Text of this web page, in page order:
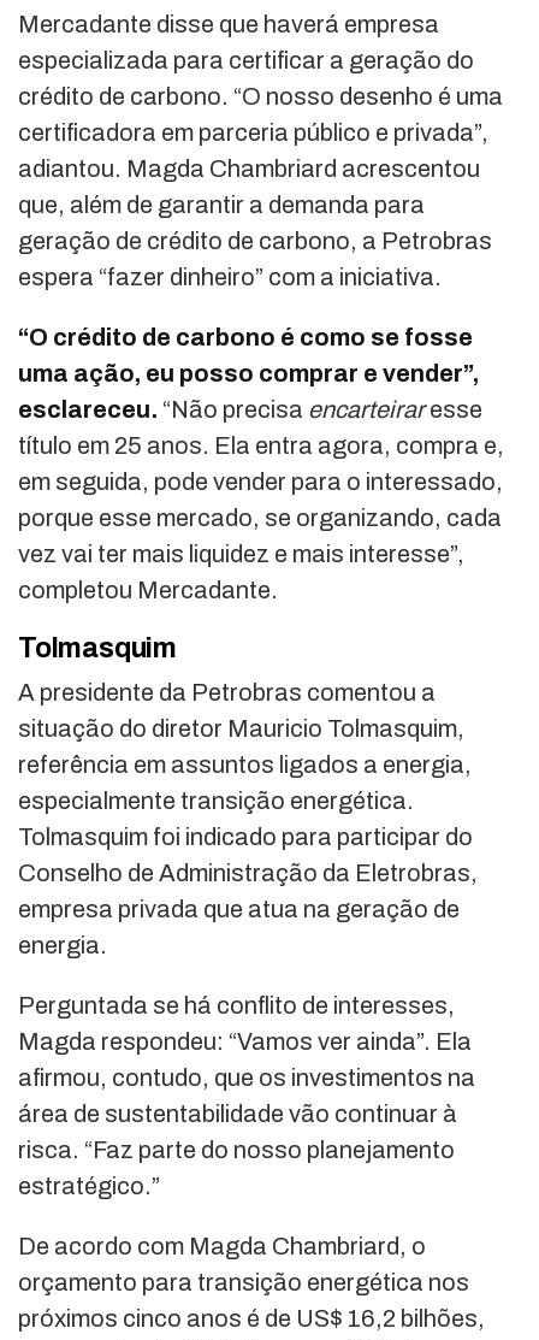
Mercadante disse que haverá empresa
especializada para certificar a geração do
crédito de carbono. “O nosso desenho é uma
certificadora em parceria público e privada”,
adiantou. Magda Chambriard acrescentou
que, além de garantir a demanda para
geração de crédito de carbono, a Petrobras
espera “fazer dinheiro” com a iniciativa.
“O crédito de carbono é como se fosse
uma ação, eu posso comprar e vender”,
esclareceu. “Não precisa encarteiraresse
título em 25 anos. Ela entra agora, compra e,
em seguida, pode vender para o interessado,
porque esse mercado, se organizando, cada
vez vai ter mais liquidez e mais interesse”,
completou Mercadante.
Tolmasquim
A presidente da Petrobras comentou a
situação do diretor Mauricio Tolmasquim,
referência em assuntos ligados a energia,
especialmente transição energética.
Tolmasquim foi indicado para participar do
Conselho de Administração da Eletrobras,
empresa privada que atua na geração de
energia.
Perguntada se há conflito de interesses,
Magda respondeu: “Vamos ver ainda”. Ela
afirmou, contudo, que os investimentos na
área de sustentabilidade vão continuar à
risca. “Faz parte do nosso planejamento
estratégico.”
De acordo com Magda Chambriard, o
orçamento para transição energética nos
próximos cinco anos é de US$ 16,2 bilhões,